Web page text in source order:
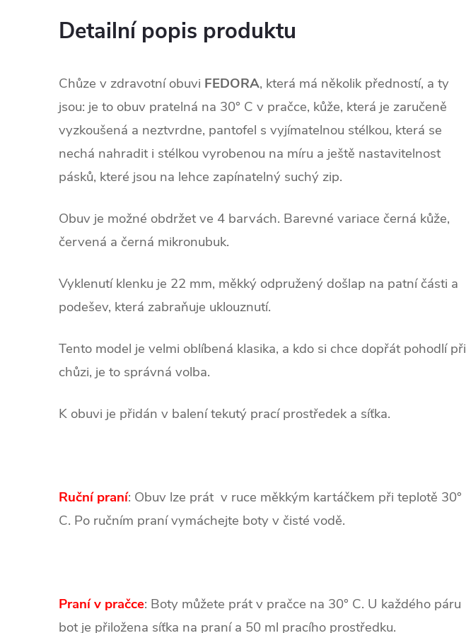
Detailní popis produktu
Chůze v zdravotní obuvi FEDORA, která má několik předností, a ty
jsou: je to obuv pratelná na 30° C v pračce, kůže, která je zaručeně
vyzkoušená a neztvrdne, pantofel s vyjímatelnou stélkou, která se
nechá nahradit i stélkou vyrobenou na míru a ještě nastavitelnost
pásků, které jsou na lehce zapínatelný suchý zip.
Obuv je možné obdržet ve 4 barvách. Barevné variace černá kůže,
červená a černá mikronubuk.
Vyklenutí klenku je 22 mm, měkký odpružený došlap na patní části a
podešev, která zabraňuje uklouznutí.
Tento model je velmi oblíbená klasika, a kdo si chce dopřát pohodlí při
chůzi, je to správná volba.
K obuvi je přidán v balení tekutý prací prostředek a síťka.
Ruční praní: Obuv lze prát v ruce měkkým kartáčkem při teplotě 30°
C. Po ručním praní vymáchejte boty v čisté vodě.
Praní v pračce: Boty můžete prát v pračce na 30° C. U každého páru
bot je přiložena síťka na praní a 50 ml pracího prostředku.